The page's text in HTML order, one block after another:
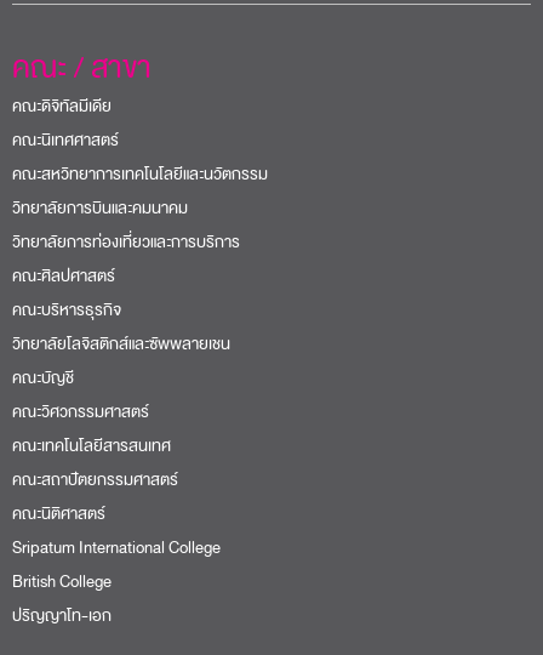
คณะ / สาขา
คณะดิจิทัลมีเดีย
คณะนิเทศศาสตร์
คณะสหวิทยาการเทคโนโลยีและนวัตกรรม
วิทยาลัยการบินและคมนาคม
วิทยาลัยการท่องเที่ยวและการบริการ
คณะศิลปศาสตร์
คณะบริหารธุรกิจ
วิทยาลัยโลจิสติกส์และซัพพลายเชน
คณะบัญชี
คณะวิศวกรรมศาสตร์
คณะเทคโนโลยีสารสนเทศ
คณะสถาปัตยกรรมศาสตร์
คณะนิติศาสตร์
Sripatum International College
British College
ปริญญาโท-เอก